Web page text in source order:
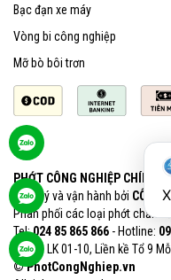
Bạc đạn xe máy
Vòng bi công nghiệp
Mỡ bò bôi trơn
PHỚT CÔNG NGHIỆP CHÍNH
Quản lý và vận hành bởi CÔNG
Phân phối các loại phớt chắn
Tel:024 85 865 866 - Hotline:
VPGD: LK 01-10, Liền kề Tổ 9
© PhotCongNghiep.vn